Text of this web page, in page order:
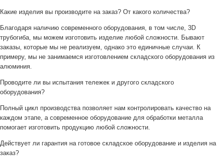
Какие изделия вы производите на заказ? От какого количества?
Благодаря наличию современного оборудования, в том числе, 3D
трубогиба, мы можем изготовить изделие любой сложности. Бывают
заказы, которые мы не реализуем, однако это единичные случаи. К
примеру, мы не занимаемся изготовлением складского оборудования из
алюминия.
Проводите ли вы испытания тележек и другого складского
оборудования?
Полный цикл производства позволяет нам контролировать качество на
каждом этапе, а современное оборудование для обработки металла
помогает изготовить продукцию любой сложности.
Действует ли гарантия на готовое складское оборудование и изделия на
заказ?